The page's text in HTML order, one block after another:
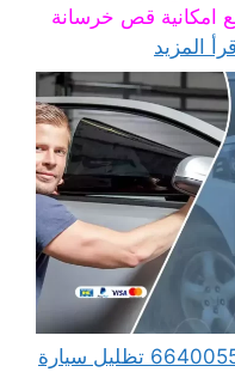
امكانية قص خرسانة
المزيد
تظليل سيارات متنقل الكويت 66400552 تظليل سيارة